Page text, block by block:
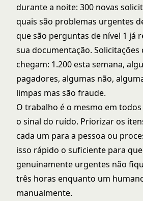
durante a noite: 300 novas
quais são problemas urgentes
que são perguntas de nível 1 já
sua documentação.
chegam: 1.200 esta semana,
pagadores, algumas não,
limpas mas são fraude.
O trabalho é o mesmo em
o sinal do ruído. Priorizar os
cada um para a pessoa ou
isso rápido o suficiente para
genuinamente urgentes não
três horas enquanto um
manualmente.